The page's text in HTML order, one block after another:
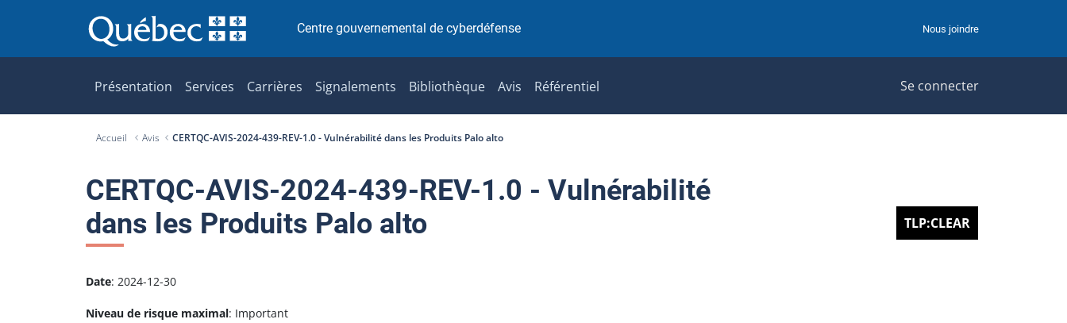
a
o
n
t
e
u
Centre gouvernemental de cyberdéfense Nous joindre
Présentation Services Carrières Signalements Bibliothèque Avis Référentiel Se connecter
Accueil Avis CERTQC-AVIS-2024-439-REV-1.0 - Vulnérabilité dans les Produits Palo alto
CERTQC-AVIS-2024-439-REV-1.0 - Vulnérabilité
dans les Produits Palo alto
TLP:CLEAR
Date: 2024-12-30
Niveau de risque maximal: Important